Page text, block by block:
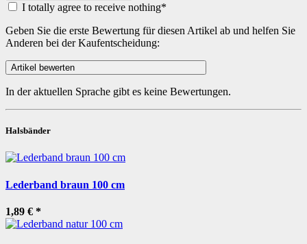
I totally agree to receive nothing*
Geben Sie die erste Bewertung für diesen Artikel ab und helfen Sie
Anderen bei der Kaufentscheidung:
In der aktuellen Sprache gibt es keine Bewertungen.
Halsbänder
Lederband braun 100 cm
1,89 € *